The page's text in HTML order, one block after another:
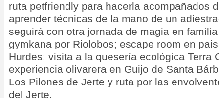
ruta petfriendly para hacerla acompañados
aprender técnicas de la mano de un
seguirá con otra jornada de magia en
gymkana por Riolobos; escape room en
Hurdes; visita a la quesería ecológica Terra
experiencia olivarera en Guijo de Santa
Los Pilones de Jerte y ruta por las
del Jerte.